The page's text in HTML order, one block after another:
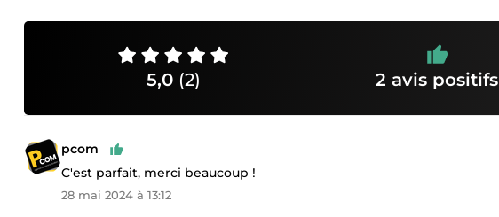
5,0 (2) 2 avis positifs
pcom
C'est parfait, merci beaucoup !
28 mai 2024 à 13:12